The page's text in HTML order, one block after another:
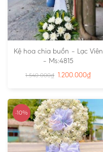
Kệ hoa chia buồn – Lạc Viên
– Ms:4815
1.540.000₫ 1.200.000₫
-10%